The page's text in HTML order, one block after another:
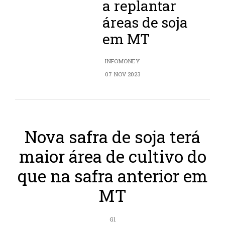
a replantar
áreas de soja
em MT
INFOMONEY
07 NOV 2023
Nova safra de soja terá
maior área de cultivo do
que na safra anterior em
MT
G1